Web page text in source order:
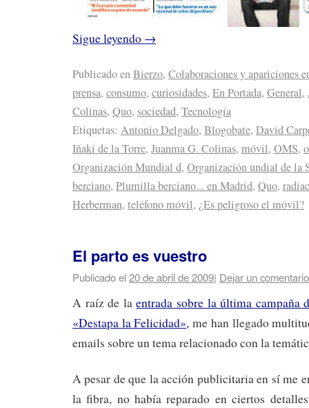
Sigue leyendo →
Publicado enBierzo, Colaboraciones y apariciones
prensa, consumo, curiosidades, En Portada, General,
Colinas, Quo, sociedad, Tecnología
Etiquetas: Antonio Delgado, Blogobate, David
Iñaki de la Torre, Juanma G. Colinas, móvil, OMS,
Organización Mundial d, Organización undial de la
berciano, Plumilla berciano... en Madrid, Quo,
Herberman, teléfono móvil, ¿Es peligroso el móvil?
El parto es vuestro
Publicado el20 de abril de 2009| Dejar un comentario
A raíz de laentrada sobre la última campaña
«Destapa la Felicidad», me han llegado
emails sobre un tema relacionado con la
A pesar de que la acción publicitaria en sí me
la fibra, no había reparado en ciertos